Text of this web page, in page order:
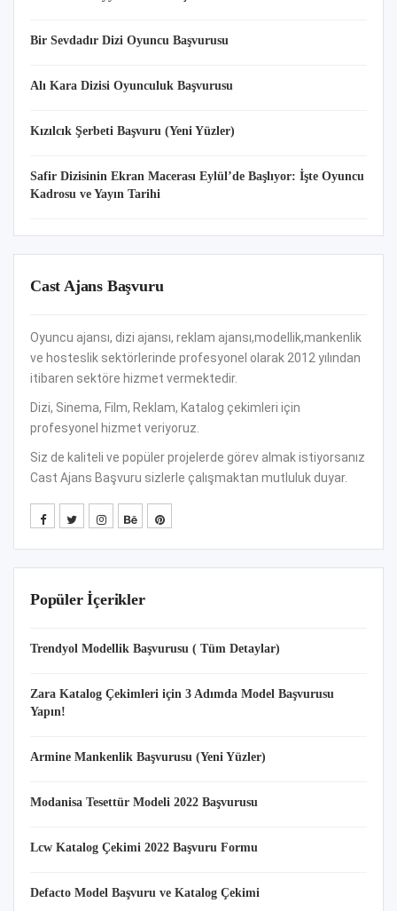
Bir Sevdadır Dizi Oyuncu Başvurusu
Alı Kara Dizisi Oyunculuk Başvurusu
Kızılcık Şerbeti Başvuru (Yeni Yüzler)
Safir Dizisinin Ekran Macerası Eylül’de Başlıyor: İşte Oyuncu
Kadrosu ve Yayın Tarihi
Cast Ajans Başvuru
Oyuncu ajansı, dizi ajansı, reklam ajansı,modellik,mankenlik
ve hosteslik sektörlerinde profesyonel olarak 2012 yılından
itibaren sektöre hizmet vermektedir.
Dizi, Sinema, Film, Reklam, Katalog çekimleri için
profesyonel hizmet veriyoruz.
Siz de kaliteli ve popüler projelerde görev almak istiyorsanız
Cast Ajans Başvuru sizlerle çalışmaktan mutluluk duyar.
Popüler İçerikler
Trendyol Modellik Başvurusu ( Tüm Detaylar)
Zara Katalog Çekimleri için 3 Adımda Model Başvurusu
Yapın!
Armine Mankenlik Başvurusu (Yeni Yüzler)
Modanisa Tesettür Modeli 2022 Başvurusu
Lcw Katalog Çekimi 2022 Başvuru Formu
Defacto Model Başvuru ve Katalog Çekimi